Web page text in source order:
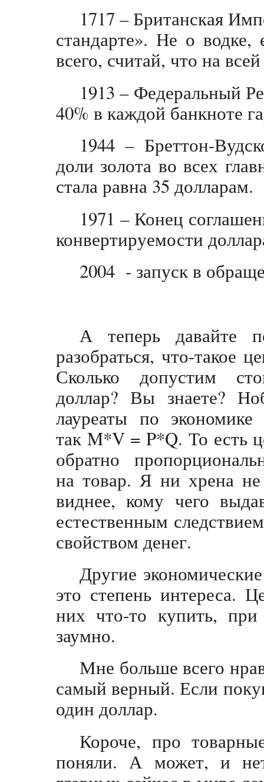
1717 – Британская
стандарте». Не о
всего, считай, что на
1913 – Федеральный
40% в каждой банкноте
1944 – Бреттон-
доли золота во всех
стала равна 35 долларам.
1971 – Конец
конвертируемости
2004 - запуск в
А теперь давайте
разобраться, что-такое
Сколько допустим
доллар? Вы знаете?
лауреаты по экономике
так M*V = P*Q. То есть
обратно
на товар. Я ни хрена
виднее, кому чего
естественным
свойством денег.
Другие
это степень интереса.
них что-то купить,
заумно.
Мне больше всего
самый верный. Если
один доллар.
Короче, про
поняли. А может, и